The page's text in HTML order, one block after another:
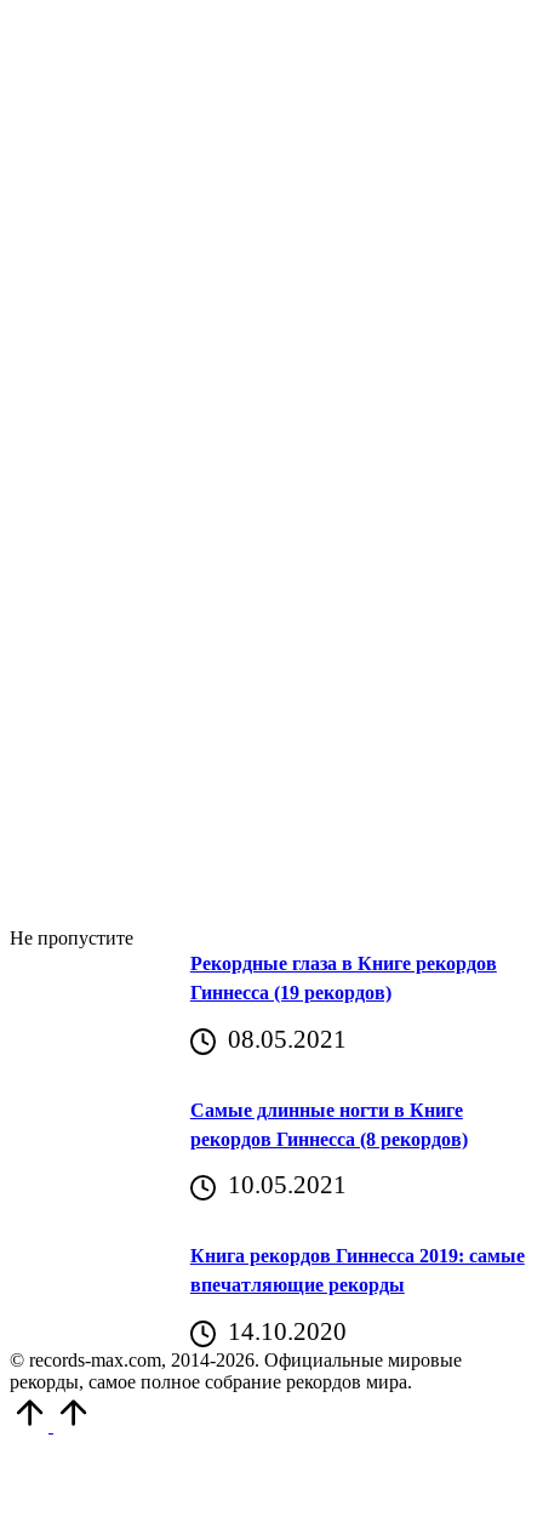
Не пропустите
Рекордные глаза в Книге рекордов
Гиннесса (19 рекордов)
08.05.2021
Самые длинные ногти в Книге
рекордов Гиннесса (8 рекордов)
10.05.2021
Книга рекордов Гиннесса 2019: самые
впечатляющие рекорды
14.10.2020
© records-max.com, 2014-2026. Официальные мировые
рекорды, самое полное собрание рекордов мира.